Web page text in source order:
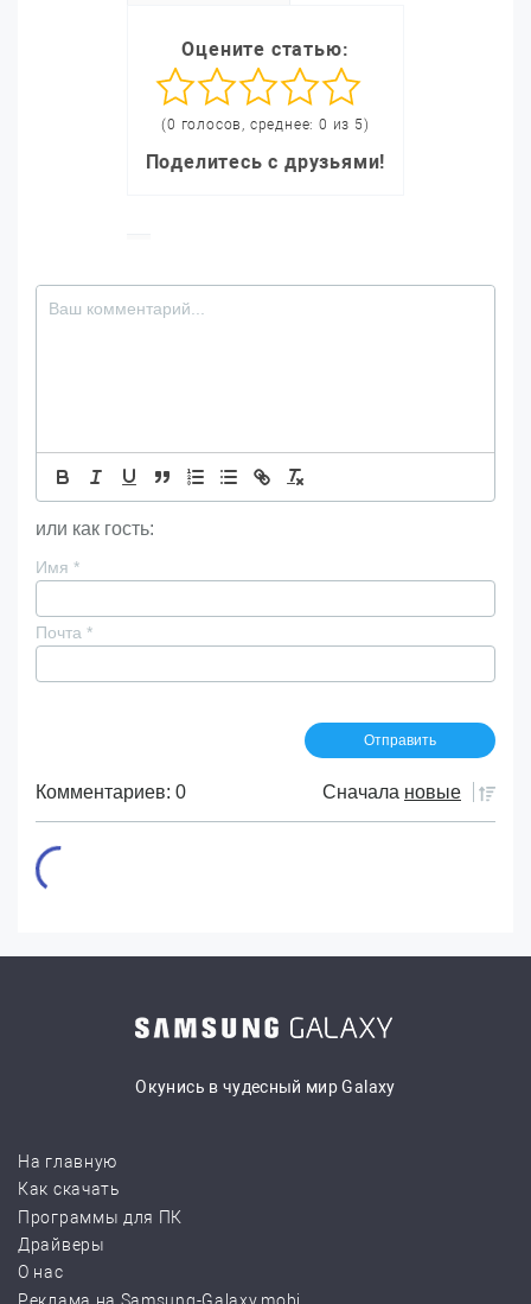
Оцените статью:
(0 голосов, среднее: 0 из 5)
Поделитесь с друзьями!
или как гость:
Имя *
Почта *
Комментариев: 0 Сначала новые
Окунись в чудесный мир Galaxy
На главную
Как скачать
Программы для ПК
Драйверы
О нас
Реклама на Samsung-Galaxy.mobi